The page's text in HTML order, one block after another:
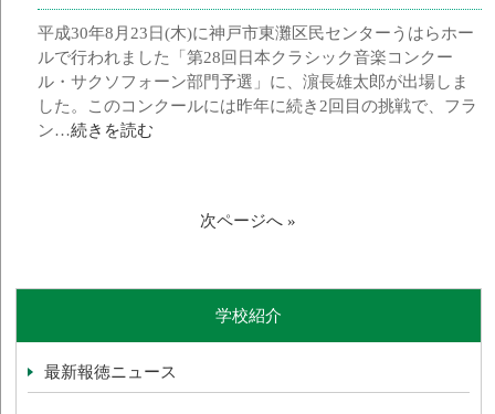
平成30年8月23日(木)に神戸市東灘区民センターうはらホー
ルで行われました「第28回日本クラシック音楽コンクー
ル・サクソフォーン部門予選」に、濵長雄太郎が出場しま
した。このコンクールには昨年に続き2回目の挑戦で、フラ
ン…続きを読む
次ページへ »
学校紹介
最新報徳ニュース